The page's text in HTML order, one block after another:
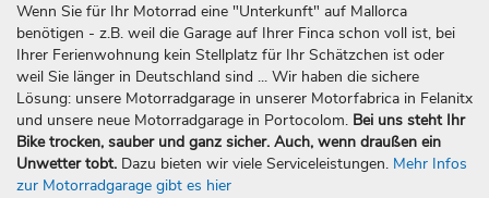
Wenn Sie für Ihr Motorrad eine "Unterkunft" auf Mallorca
benötigen - z.B. weil die Garage auf Ihrer Finca schon voll ist, bei
Ihrer Ferienwohnung kein Stellplatz für Ihr Schätzchen ist oder
weil Sie länger in Deutschland sind ... Wir haben die sichere
Lösung: unsere Motorradgarage in unserer Motorfabrica in Felanitx
und unsere neue Motorradgarage in Portocolom. Bei uns steht Ihr
Bike trocken, sauber und ganz sicher. Auch, wenn draußen ein
Unwetter tobt. Dazu bieten wir viele Serviceleistungen. Mehr Infos
zur Motorradgarage gibt es hier